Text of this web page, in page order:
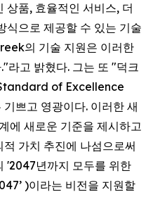
상품, 효율적인 서비스, 더
식으로 제공할 수 있는 기술
의 기술 지원은 이러한
라고 밝혔다. 그는 또 "덕크
of Excellence
쁘고 영광이다. 이러한 새
에 새로운 기준을 제시하고
가치 추진에 나섬으로써
'2047년까지 모두를 위한
)이라는 비전을 지원할